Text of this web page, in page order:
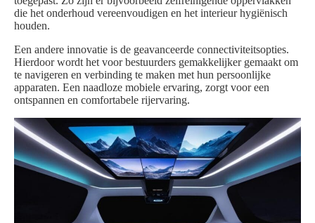
die het onderhoud vereenvoudigen en het interieur hygiënisch
houden.
Een andere innovatie is de geavanceerde connectiviteitsopties.
Hierdoor wordt het voor bestuurders gemakkelijker gemaakt om
te navigeren en verbinding te maken met hun persoonlijke
apparaten. Een naadloze mobiele ervaring, zorgt voor een
ontspannen en comfortabele rijervaring.